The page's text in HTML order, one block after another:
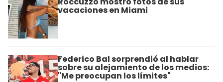
vacaciones en Miami
Federico Bal sorprendió al hablar
sobre su alejamiento de los medios:
"Me preocupan los límites"